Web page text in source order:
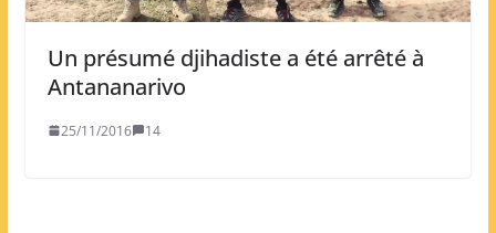
Un présumé djihadiste a été arrêté à
Antananarivo
25/11/2016 14